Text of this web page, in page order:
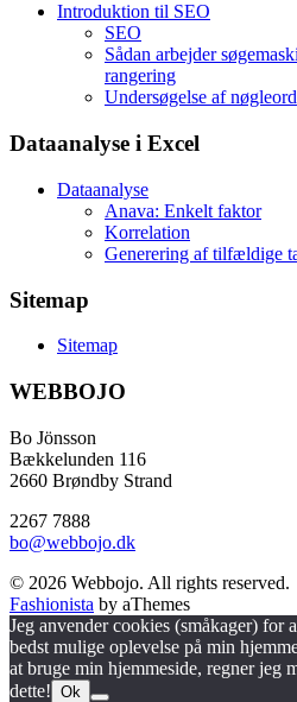
Introduktion til SEO
SEO
Sådan arbejder
rangering
Undersøgelse af nøgleord
Dataanalyse i Excel
Dataanalyse
Anava: Enkelt faktor
Korrelation
Generering af tilfældige
Sitemap
Sitemap
WEBBOJO
Bo Jönsson
Bækkelunden 116
2660 Brøndby Strand
2267 7888
bo@webbojo.dk
© 2026 Webbojo. All rights reserved.
Fashionista by aThemes
Jeg anvender cookies (småkager) for
bedst mulige oplevelse på min
at bruge min hjemmeside, regner jeg
dette! Ok